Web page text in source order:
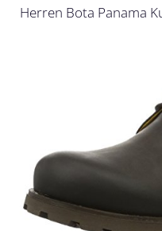
Herren Bota Panama